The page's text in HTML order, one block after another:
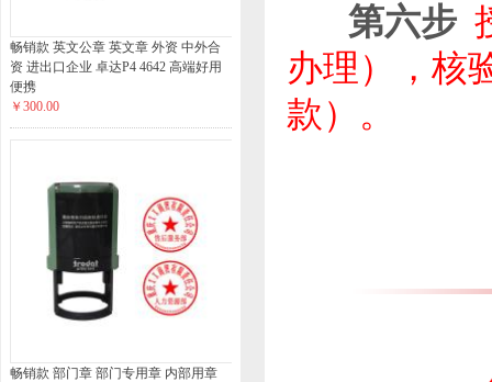
畅销款 英文公章 英文章 外资 中外合
资 进出口企业 卓达P4 4642 高端好用
便携
￥300.00
畅销款 部门章 部门专用章 内部用章
第六步
办理），核
款）。